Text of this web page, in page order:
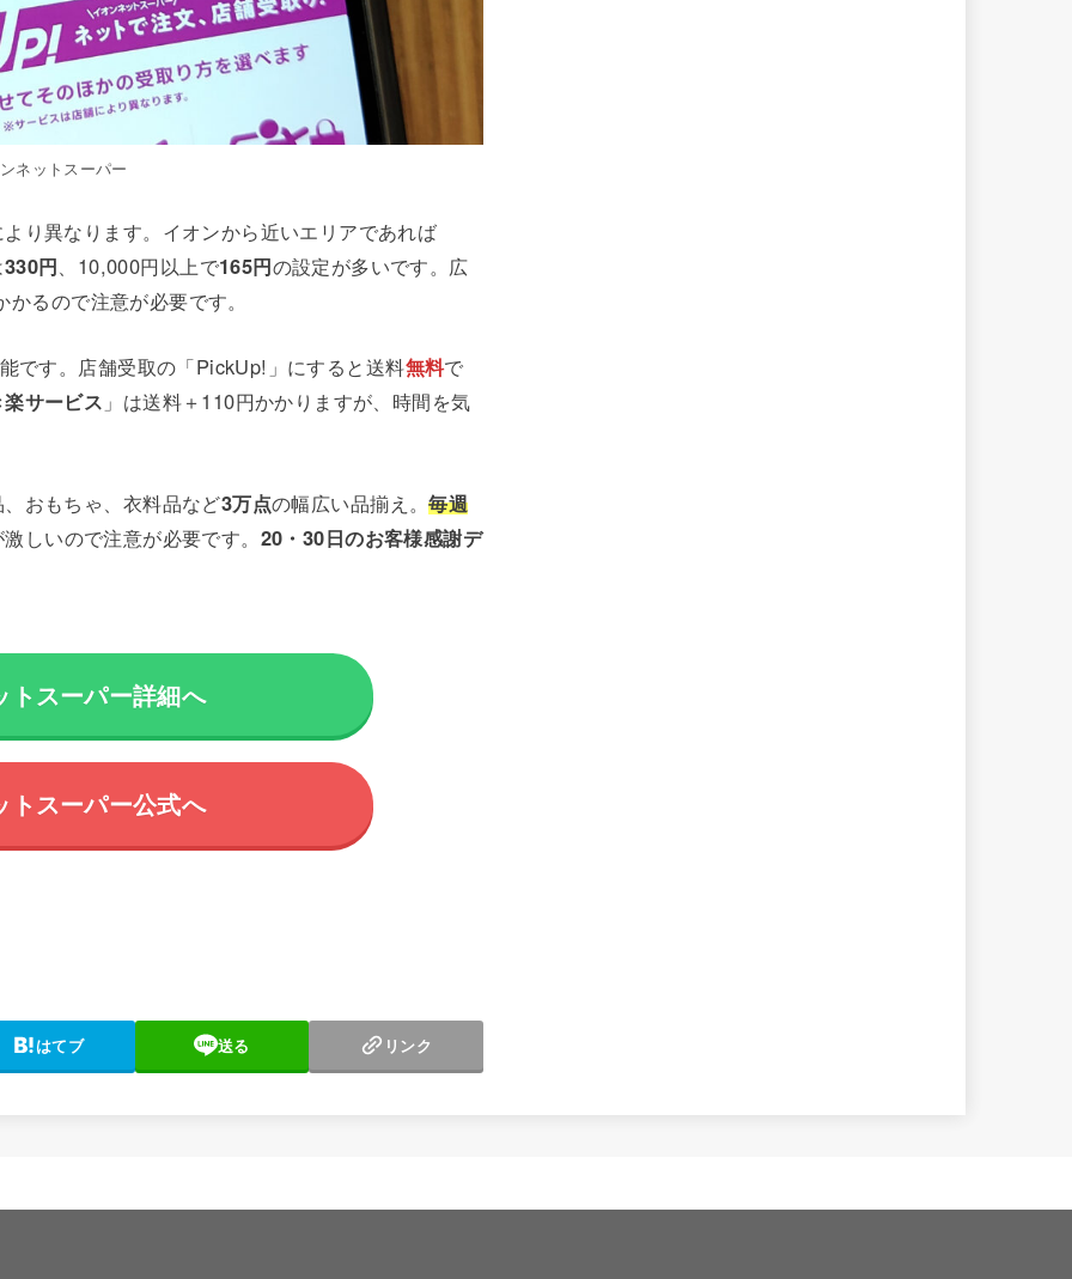
ネットスーパー
り異なります。イオンから近いエリアであれば
330円、10,000円以上で165円の設定が多いです。広
るので注意が必要です。
です。店舗受取の「PickUp!」にすると送料無料で
サービス 」は送料＋110円かかりますが、時間を気
おもちゃ、衣料品など3万点の幅広い品揃え。毎週
しいので注意が必要です。 20・30日のお客様感謝デ
トスーパー詳細へ
トスーパー公式へ
はてブ 送る リンク